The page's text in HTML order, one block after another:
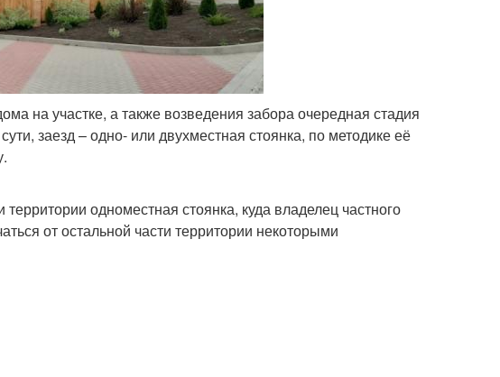
на участке, а также возведения забора очередная стадия
заезд – одно- или двухместная стоянка, по методике её
одноместная стоянка, куда владелец частного
от остальной части территории некоторыми